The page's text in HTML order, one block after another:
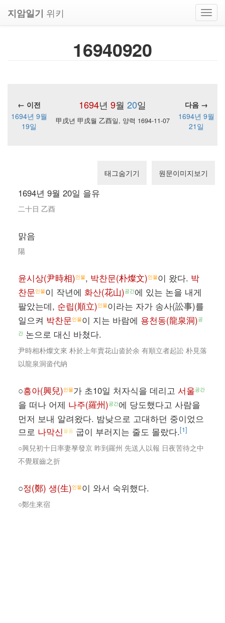
지암일기 위키
16940920
1694년 9월 20일
← 이전
다음 →
1694년 9월
19일
甲戌년 甲戌월 乙酉일, 양력 1694-11-07
1694년 9월
21일
태그숨기기 원문이미지보기
1694년 9월 20일 을유
二十日 乙酉
맑음
陽
윤시상(尹時相)인물, 박찬문(朴燦文)인물이 왔다. 박
찬문인물이 작년에 화산(花山)공간에 있는 논을 내게
팔았는데, 순립(順立)인물이라는 자가 송사(訟事)를
일으켜 박찬문인물이 지는 바람에 용천동(龍泉洞)공
간 논으로 대신 바쳤다.
尹時相朴燦文來 朴於上年賣花山畓於余 有順立者起訟 朴見落
以龍泉洞畓代納
○흥아(興兒)인물가 초10일 처자식을 데리고 서울공간
을 떠나 어제 나주(羅州)공간에 당도했다고 사람을
먼저 보내 알려왔다. 밤낮으로 고대하던 중이었으
므로 나막신 물품 굽이 부러지는 줄도 몰랐다.[1]
○興兒初十日率妻孥發京 昨到羅州 先送人以報 日夜苦待之中
不覺屐齒之折
○정(鄭) 생(生)인물이 와서 숙위했다.
○鄭生來宿